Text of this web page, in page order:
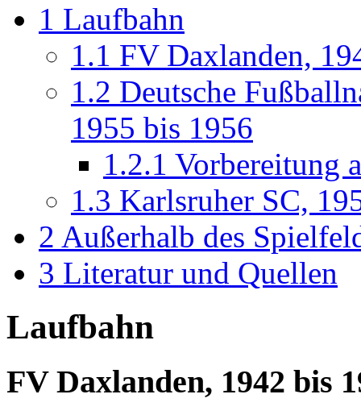
1 Laufbahn
1.1 FV Daxlanden,
1.2 Deutsche
1955 bis 1956
1.2.1 Vorbereitung
1.3 Karlsruher SC,
2 Außerhalb des
3 Literatur und Quellen
Laufbahn
FV Daxlanden, 1942 bis